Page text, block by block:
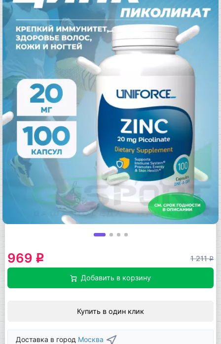
969 q 1 211q
Добавить в корзину
Купить в один клик
Доставка в город Москва